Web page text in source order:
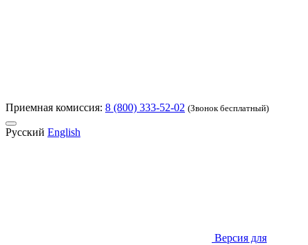
Приемная комиссия: 8 (800) 333-52-02 (Звонок бесплатный)
Русский English
Версия для